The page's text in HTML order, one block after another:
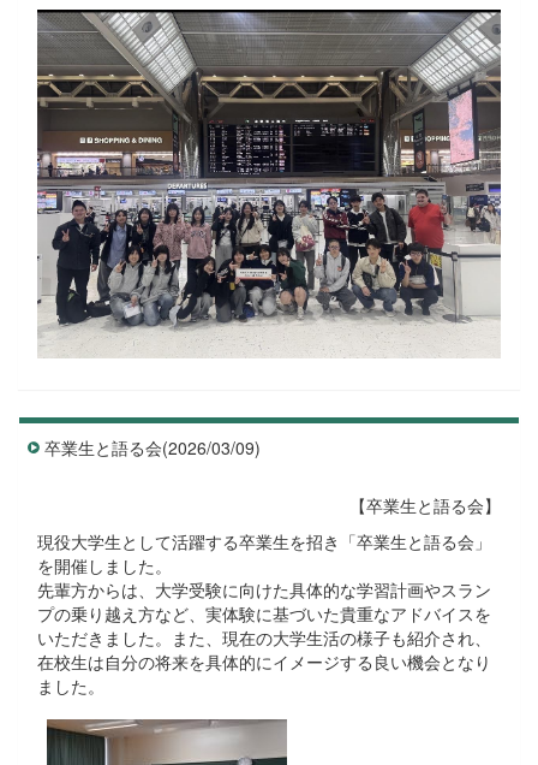
卒業生と語る会(2026/03/09)
【卒業生と語る会】
現役大学生として活躍する卒業生を招き「卒業生と語る会」
を開催しました。
先輩方からは、大学受験に向けた具体的な学習計画やスラン
プの乗り越え方など、実体験に基づいた貴重なアドバイスを
いただきました。また、現在の大学生活の様子も紹介され、
在校生は自分の将来を具体的にイメージする良い機会となり
ました。